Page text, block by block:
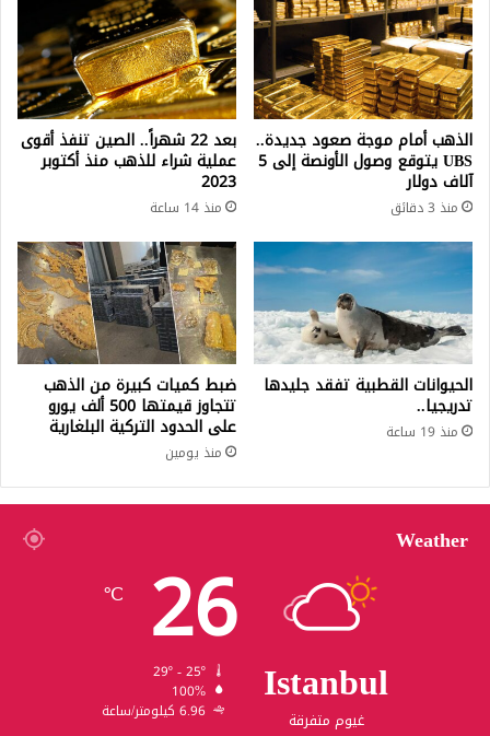
الذهب أمام موجة صعود جديدة..
UBS يتوقع وصول الأونصة إلى 5
آلاف دولار
منذ 3 دقائق
بعد 22 شهراً.. الصين تنفذ أقوى
عملية شراء للذهب منذ أكتوبر
2023
منذ 14 ساعة
الحيوانات القطبية تفقد جليدها
تدريجيا..
منذ 19 ساعة
ضبط كميات كبيرة من الذهب
تتجاوز قيمتها 500 ألف يورو
على الحدود التركية البلغارية
منذ يومين
Weather
Istanbul
غيوم متفرقة
26
℃
100%
6.96 كيلومتر/ساعة